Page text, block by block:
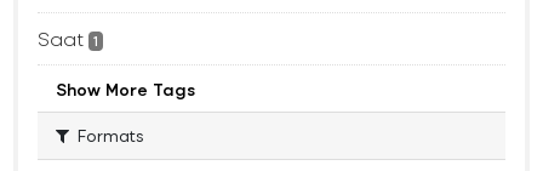
Saat 1
Show More Tags
Formats